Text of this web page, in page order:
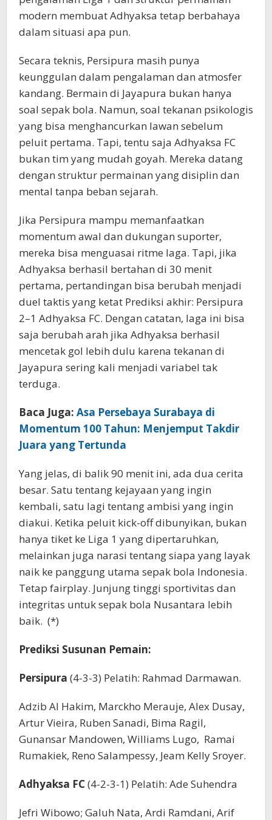
modern membuat Adhyaksa tetap berbahaya
dalam situasi apa pun.
Secara teknis, Persipura masih punya
keunggulan dalam pengalaman dan atmosfer
kandang. Bermain di Jayapura bukan hanya
soal sepak bola. Namun, soal tekanan psikologis
yang bisa menghancurkan lawan sebelum
peluit pertama. Tapi, tentu saja Adhyaksa FC
bukan tim yang mudah goyah. Mereka datang
dengan struktur permainan yang disiplin dan
mental tanpa beban sejarah.
Jika Persipura mampu memanfaatkan
momentum awal dan dukungan suporter,
mereka bisa menguasai ritme laga. Tapi, jika
Adhyaksa berhasil bertahan di 30 menit
pertama, pertandingan bisa berubah menjadi
duel taktis yang ketat Prediksi akhir: Persipura
2–1 Adhyaksa FC. Dengan catatan, laga ini bisa
saja berubah arah jika Adhyaksa berhasil
mencetak gol lebih dulu karena tekanan di
Jayapura sering kali menjadi variabel tak
terduga.
Baca Juga: Asa Persebaya Surabaya di
Momentum 100 Tahun: Menjemput Takdir
Juara yang Tertunda
Yang jelas, di balik 90 menit ini, ada dua cerita
besar. Satu tentang kejayaan yang ingin
kembali, satu lagi tentang ambisi yang ingin
diakui. Ketika peluit kick-off dibunyikan, bukan
hanya tiket ke Liga 1 yang dipertaruhkan,
melainkan juga narasi tentang siapa yang layak
naik ke panggung utama sepak bola Indonesia.
Tetap fairplay. Junjung tinggi sportivitas dan
integritas untuk sepak bola Nusantara lebih
baik. (*)
Prediksi Susunan Pemain:
Persipura (4-3-3) Pelatih: Rahmad Darmawan.
Adzib Al Hakim, Marckho Merauje, Alex Dusay,
Artur Vieira, Ruben Sanadi, Bima Ragil,
Gunansar Mandowen, Williams Lugo, Ramai
Rumakiek, Reno Salampessy, Jeam Kelly Sroyer.
Adhyaksa FC(4-2-3-1) Pelatih: Ade Suhendra
Jefri Wibowo; Galuh Nata, Ardi Ramdani, Arif